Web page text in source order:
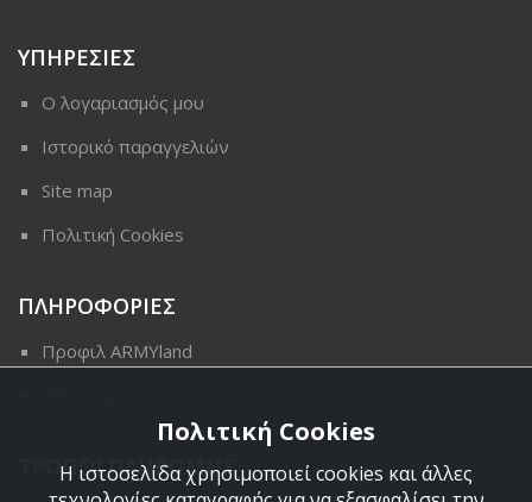
ΥΠΗΡΕΣΙΕΣ
Ο λογαριασμός μου
Ιστορικό παραγγελιών
Site map
Πολιτική Cookies
ΠΛΗΡΟΦΟΡΙΕΣ
Προφιλ ARMYland
ΤΡΟΠΟΙ ΠΛΗΡΩΜΗΣ
Πολιτική Cookies
Η ιστοσελίδα χρησιμοποιεί cookies και άλλες